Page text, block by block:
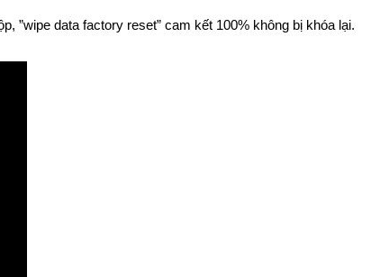
”wipe data factory reset” cam kết 100% không bị khóa lại.